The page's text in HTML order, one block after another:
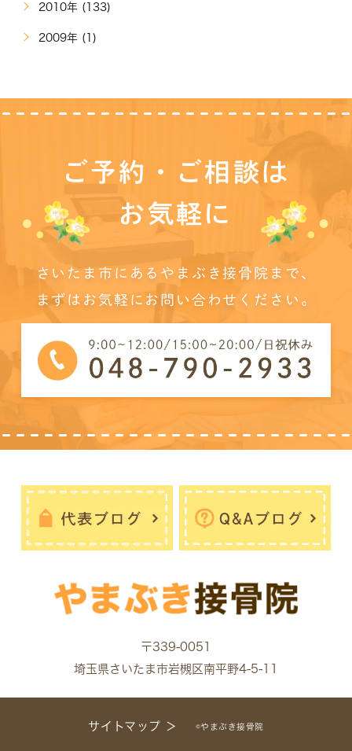
2010年 (133)
2009年 (1)
ご予約・ご相談は
お気軽に
さいたま市にあるやまぶき接骨院まで、
まずはお気軽にお問い合わせください。
〒339-0051
埼玉県さいたま市岩槻区南平野4-5-11
サイトマップ ＞ ©やまぶき接骨院